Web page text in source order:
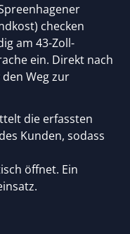
checken
am 43-Zoll-
ein. Direkt nach
Weg zur
die erfassten
Kunden, sodass
öffnet. Ein